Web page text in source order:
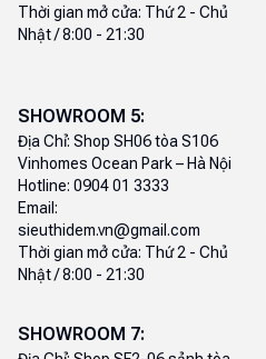
Thời gian mở cửa: Thứ 2 - Chủ
Nhật / 8:00 - 21:30
SHOWROOM 5:
Địa Chỉ: Shop SH06 tòa S106
Vinhomes Ocean Park – Hà Nội
Hotline: 0904 01 3333
Email:
sieuthidem.vn@gmail.com
Thời gian mở cửa: Thứ 2 - Chủ
Nhật / 8:00 - 21:30
SHOWROOM 7: